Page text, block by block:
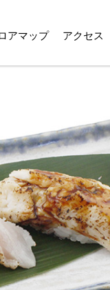
アマップ アクセス